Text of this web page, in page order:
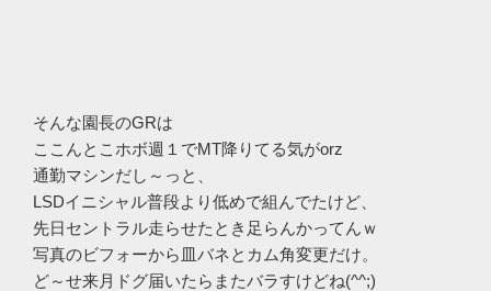
そんな園長のGRは
ここんとこホボ週１でMT降りてる気がorz
通勤マシンだし～っと、
LSDイニシャル普段より低めで組んでたけど、
先日セントラル走らせたとき足らんかってんｗ
写真のビフォーから皿バネとカム角変更だけ。
ど～せ来月ドグ届いたらまたバラすけどね(^^;)